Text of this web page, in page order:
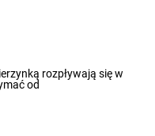
rozpływają się w
od